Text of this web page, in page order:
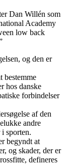
Dan Willén som
Academy
low back
og den er
bestemme
hos danske
forbindelser
af den
andre
sporten.
begyndt at
og skader, der er
defineres